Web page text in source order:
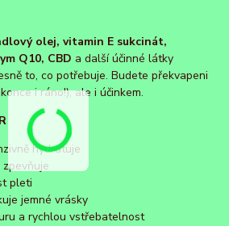
olej, vitamin E sukcinát,
Q10, CBD a další účinné látky
to, co potřebuje. Budete překvapeni
i ráno!), ale i účinkem.
hydratuje
pleti
jemné vrásky
a rychlou vstřebatelnost